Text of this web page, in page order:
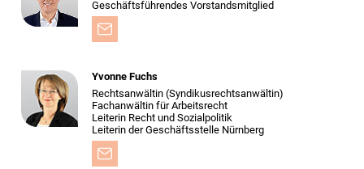
Geschäftsführendes Vorstandsmitglied
Yvonne Fuchs
Rechtsanwältin (Syndikusrechtsanwältin)
Fachanwältin für Arbeitsrecht
Leiterin Recht und Sozialpolitik
Leiterin der Geschäftsstelle Nürnberg